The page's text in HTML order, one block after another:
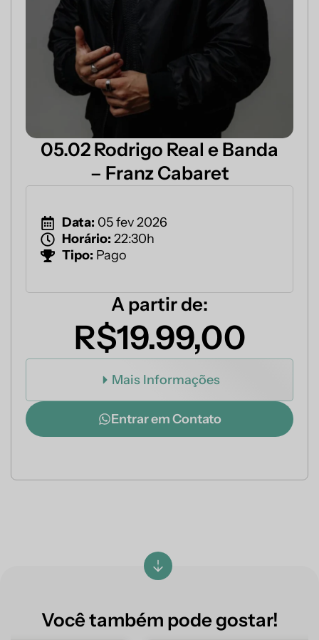
05.02 Rodrigo Real e Banda
– Franz Cabaret
Data: 05 fev 2026
Horário: 22:30h
Tipo: Pago
A partir de:
R$19.99,00
Mais Informações
Entrar em Contato
Você também pode gostar!